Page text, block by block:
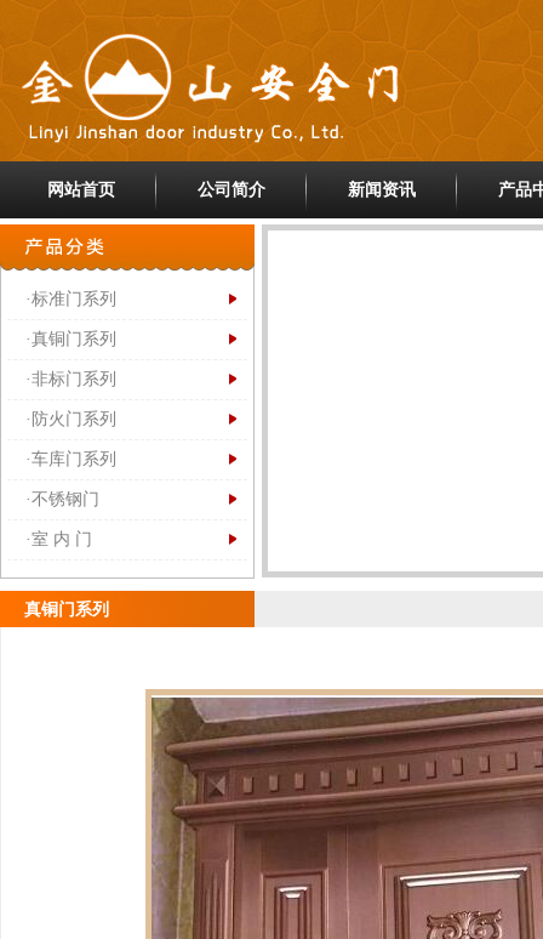
网站首页 公司简介 新闻资讯 产品
·标准门系列
·真铜门系列
·非标门系列
·防火门系列
·车库门系列
·不锈钢门
·室 内 门
真铜门系列